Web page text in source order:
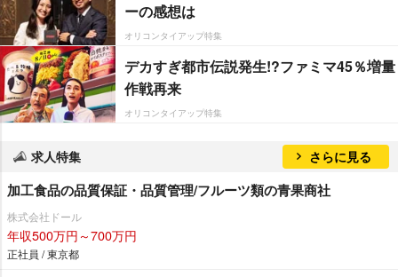
ーの感想は
オリコンタイアップ特集
デカすぎ都市伝説発生!?ファミマ45％増量
作戦再来
オリコンタイアップ特集
求人特集 さらに見る
加工食品の品質保証・品質管理/フルーツ類の青果商社
株式会社ドール
年収500万円～700万円
正社員 / 東京都